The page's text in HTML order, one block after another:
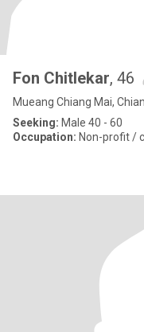
Fon Chitlekar, 46
Mueang Chiang Mai,
Seeking: Male 40 - 60
Occupation: Non-profit /